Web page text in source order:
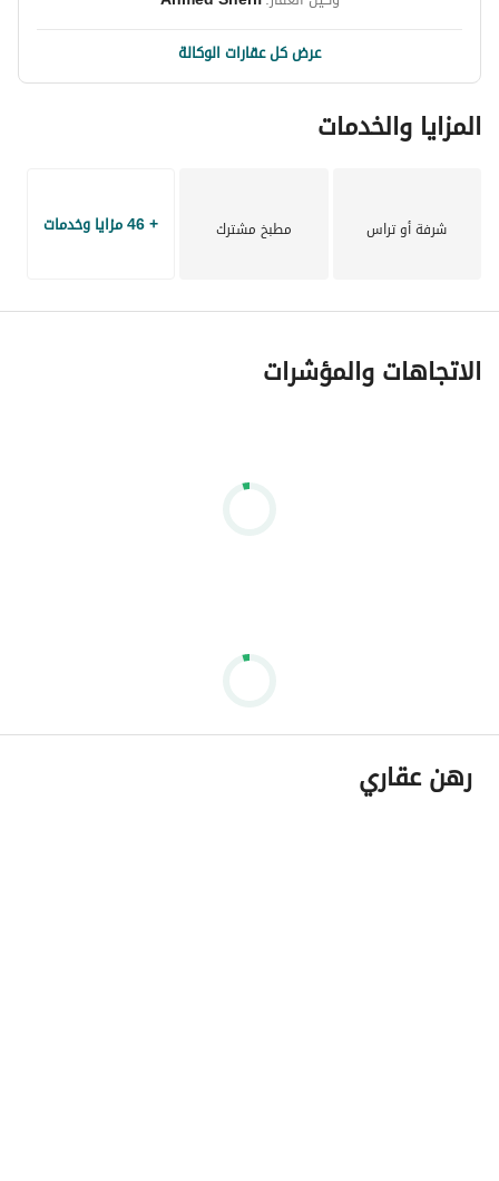
عرض كل عقارات الوكالة
المزايا والخدمات
شرفة أو تراس مطبخ مشترك + 46 مزايا وخدمات
الاتجاهات والمؤشرات
رهن عقاري